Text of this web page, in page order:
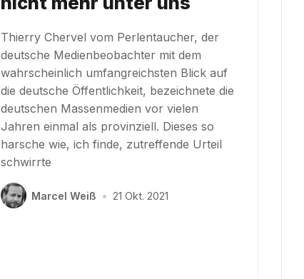
Thierry Chervel vom Perlentaucher, der
deutsche Medienbeobachter mit dem
wahrscheinlich umfangreichsten Blick auf
die deutsche Öffentlichkeit, bezeichnete die
deutschen Massenmedien vor vielen
Jahren einmal als provinziell. Dieses so
harsche wie, ich finde, zutreffende Urteil
schwirrte
Marcel Weiß • 21 Okt. 2021